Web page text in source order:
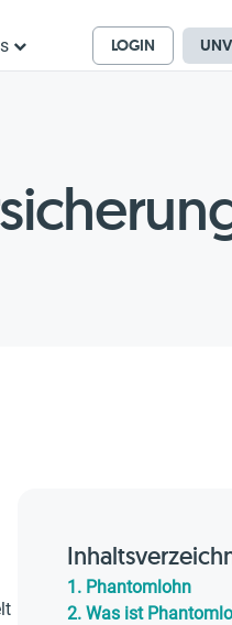
LOGIN
1. Phantomlohn
2. Was ist